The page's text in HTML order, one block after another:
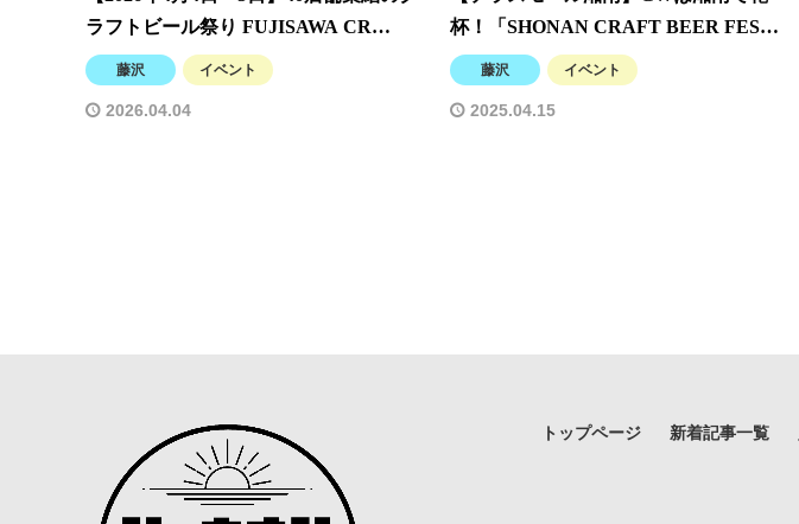
ラフトビール祭り FUJISAWA CR…
藤沢 イベント
2026.04.04
杯！「SHONAN CRAFT BEER FES…
藤沢 イベント
2025.04.15
トップページ 新着記事一覧